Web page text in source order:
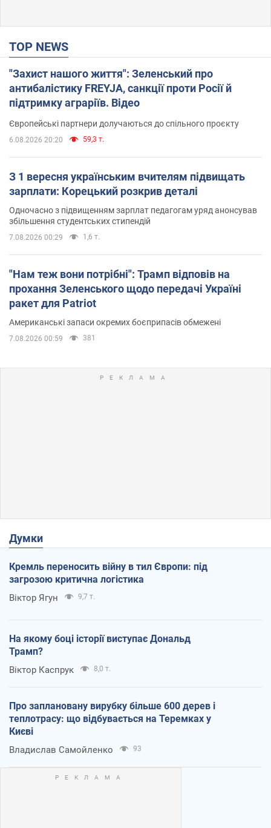
TOP NEWS
"Захист нашого життя": Зеленський про
антибалістику FREYJA, санкції проти Росії й
підтримку аграріїв. Відео
Європейські партнери долучаються до спільного проєкту
6.08.2026 20:20 59,3 т.
З 1 вересня українським вчителям підвищать
зарплати: Корецький розкрив деталі
Одночасно з підвищенням зарплат педагогам уряд анонсував
збільшення студентських стипендій
7.08.2026 00:29 1,6 т.
"Нам теж вони потрібні": Трамп відповів на
прохання Зеленського щодо передачі Україні
ракет для Patriot
Американські запаси окремих боєприпасів обмежені
7.08.2026 00:59 381
Думки
Кремль переносить війну в тил Європи: під
загрозою критична логістика
Віктор Ягун 9,7 т.
На якому боці історії виступає Дональд
Трамп?
Віктор Каспрук 8,0 т.
Про заплановану вирубку більше 600 дерев і
теплотрасу: що відбувається на Теремках у
Києві
Владислав Самойленко 93